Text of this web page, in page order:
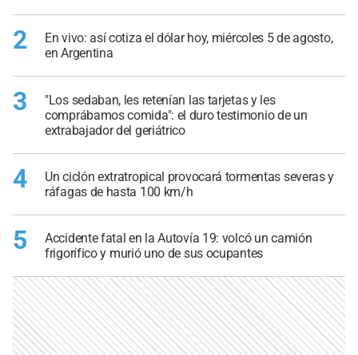
2
En vivo: así cotiza el dólar hoy, miércoles 5 de agosto,
en Argentina
3
"Los sedaban, les retenían las tarjetas y les
comprábamos comida": el duro testimonio de un
extrabajador del geriátrico
4
Un ciclón extratropical provocará tormentas severas y
ráfagas de hasta 100 km/h
5
Accidente fatal en la Autovía 19: volcó un camión
frigorífico y murió uno de sus ocupantes